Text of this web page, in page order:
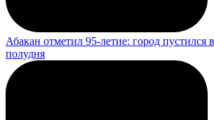
Абакан отметил 95-летие: город пустился
полудня